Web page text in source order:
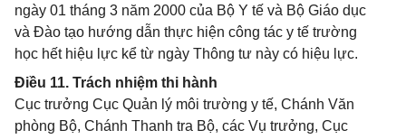
ngày 01 tháng 3 năm 2000 của Bộ Y tế và Bộ Giáo dục
và Đào tạo hướng dẫn thực hiện công tác y tế trường
học hết hiệu lực kể từ ngày Thông tư này có hiệu lực.
Điều 11. Trách nhiệm thi hành
Cục trưởng Cục Quản lý môi trường y tế, Chánh Văn
phòng Bộ, Chánh Thanh tra Bộ, các Vụ trưởng, Cục